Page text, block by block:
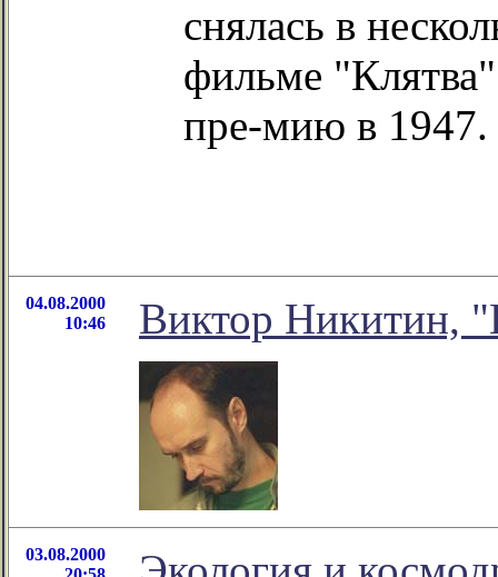
снялась в
фильме
пре-мию в 1947.
04.08.2000
10:46
Виктор Никитин,
03.08.2000